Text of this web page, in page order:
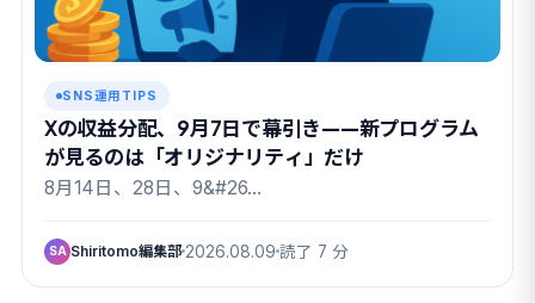
SNS運用TIPS
Xの収益分配、9月7日で幕引き——新プログラム
が見るのは「オリジナリティ」だけ
8月14日、28日、9&#26…
SA Shiritomo編集部 2026.08.09 読了 7 分